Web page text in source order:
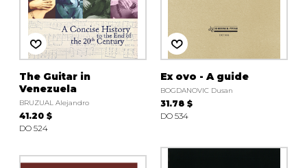
The Guitar in
Venezuela
BRUZUAL Alejandro
41.20 $
DO 524
Ex ovo - A guide
BOGDANOVIC Dusan
31.78 $
DO 534